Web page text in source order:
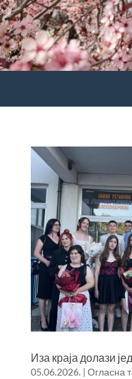
Иза краја долази
05.06.2026. | Огласна